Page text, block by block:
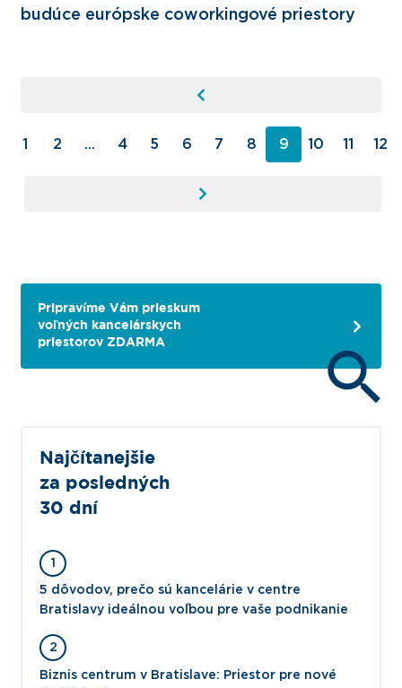
budúce európske coworkingové priestory
1 2 ... 4 5 6 7 8 9 10 11 12
Pripravíme Vám prieskum
voľných kancelárskych
priestorov ZDARMA
Najčítanejšie
za posledných
30 dní
1
5 dôvodov, prečo sú kancelárie v centre
Bratislavy ideálnou voľbou pre vaše podnikanie
2
Biznis centrum v Bratislave: Priestor pre nové